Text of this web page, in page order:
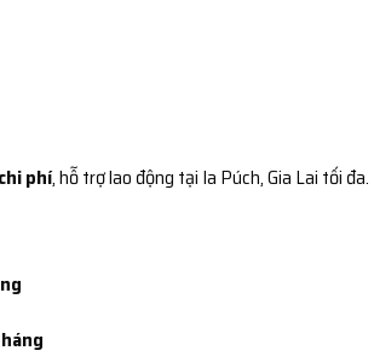
phí, hỗ trợ lao động tại Ia Púch, Gia Lai tối đa.